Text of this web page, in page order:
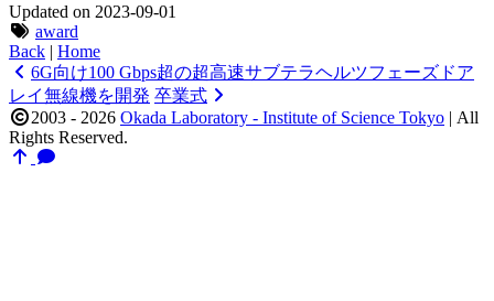
Updated on 2023-09-01
award
Back | Home
6G向け100 Gbps超の超高速サブテラヘルツフェーズドア
レイ無線機を開発 卒業式
2003 - 2026 Okada Laboratory - Institute of Science Tokyo | All
Rights Reserved.